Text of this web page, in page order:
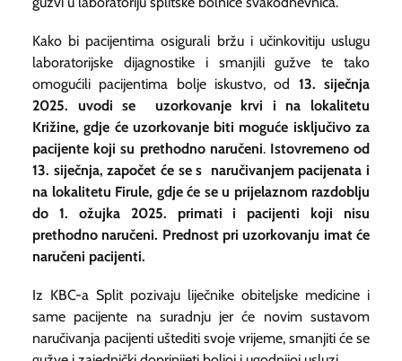
Kako bi pacijentima osigurali bržu i učinkovitiju uslugu
laboratorijske dijagnostike i smanjili gužve te tako
omogućili pacijentima bolje iskustvo, od 13. siječnja
2025.
uvodi se uzorkovanje krvi i na lokalitetu
Križine, gdje će uzorkovanje biti moguće isključivo za
pacijente koji su prethodno naručeni. Istovremeno od
13. siječnja, započet će se s naručivanjem pacijenata i
na lokalitetu Firule, gdje će se u prijelaznom razdoblju
do 1. ožujka 2025. primati i pacijenti koji nisu
prethodno naručeni. Prednost pri uzorkovanju imat će
naručeni pacijenti.
Iz KBC-a Split pozivaju liječnike obiteljske medicine i
same pacijente na suradnju jer će novim sustavom
naručivanja pacijenti uštediti svoje vrijeme, smanjiti će se